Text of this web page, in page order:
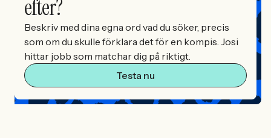
efter?
Beskriv med dina egna ord vad du söker, precis
som om du skulle förklara det för en kompis. Josi
hittar jobb som matchar dig på riktigt.
Testa nu